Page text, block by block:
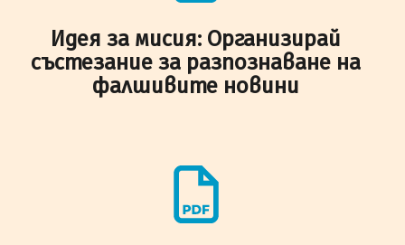
Идея за мисия: Организирай
състезание за разпознаване на
фалшивите новини